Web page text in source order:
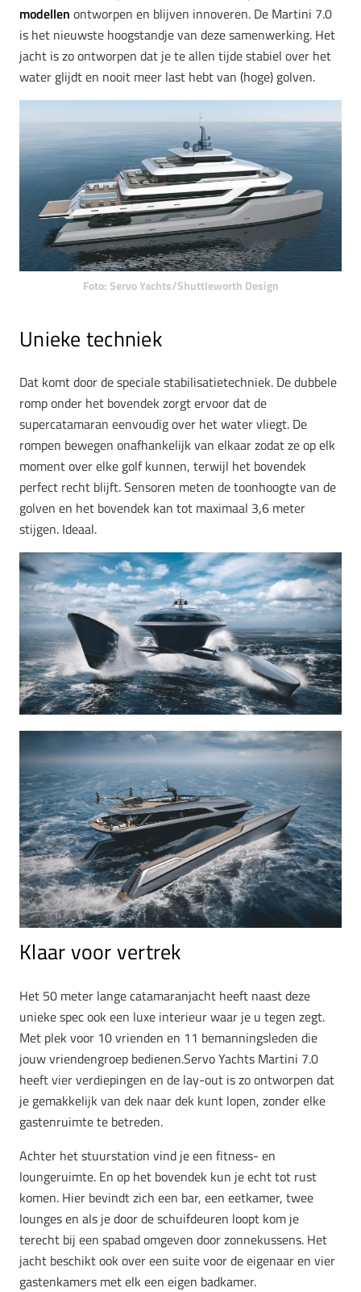
modellen ontworpen en blijven innoveren. De Martini 7.0
is het nieuwste hoogstandje van deze samenwerking. Het
jacht is zo ontworpen dat je te allen tijde stabiel over het
water glijdt en nooit meer last hebt van (hoge) golven.
Foto: Servo Yachts/Shuttleworth Design
Unieke techniek
Dat komt door de speciale stabilisatietechniek. De dubbele
romp onder het bovendek zorgt ervoor dat de
supercatamaran eenvoudig over het water vliegt. De
rompen bewegen onafhankelijk van elkaar zodat ze op elk
moment over elke golf kunnen, terwijl het bovendek
perfect recht blijft. Sensoren meten de toonhoogte van de
golven en het bovendek kan tot maximaal 3,6 meter
stijgen. Ideaal.
Klaar voor vertrek
Het 50 meter lange catamaranjacht heeft naast deze
unieke spec ook een luxe interieur waar je u tegen zegt.
Met plek voor 10 vrienden en 11 bemanningsleden die
jouw vriendengroep bedienen.Servo Yachts Martini 7.0
heeft vier verdiepingen en de lay-out is zo ontworpen dat
je gemakkelijk van dek naar dek kunt lopen, zonder elke
gastenruimte te betreden.
Achter het stuurstation vind je een fitness- en
loungeruimte. En op het bovendek kun je echt tot rust
komen. Hier bevindt zich een bar, een eetkamer, twee
lounges en als je door de schuifdeuren loopt kom je
terecht bij een spabad omgeven door zonnekussens. Het
jacht beschikt ook over een suite voor de eigenaar en vier
gastenkamers met elk een eigen badkamer.